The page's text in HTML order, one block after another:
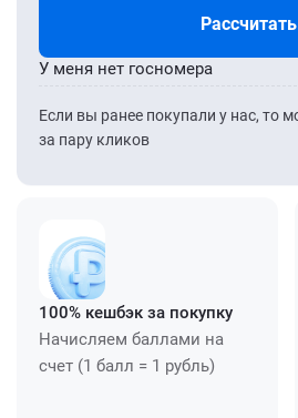
Рассчитать
Если вы ранее покупали у нас, то
за пару кликов
У меня нет госномера
100% кешбэк за покупку
Начисляем баллами на
счет (1 балл = 1 рубль)